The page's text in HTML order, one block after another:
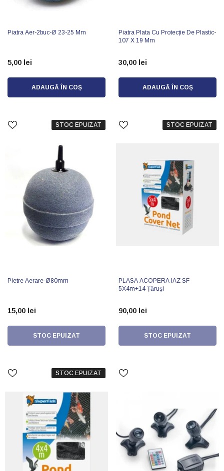
Piatra Aer-2buc-Ø 23-25 Mm
5,00 lei
ADAUGĂ ÎN COȘ
Piatra Plata Cu Protecție De Plastic-
107 X 19 Mm
30,00 lei
ADAUGĂ ÎN COȘ
STOC EPUIZAT
Pietre Aerare-Ø80mm
15,00 lei
STOC EPUIZAT
STOC EPUIZAT
PLASA ACOPERA IAZ SF
5X4m+14 Țăruși
90,00 lei
STOC EPUIZAT
STOC EPUIZAT